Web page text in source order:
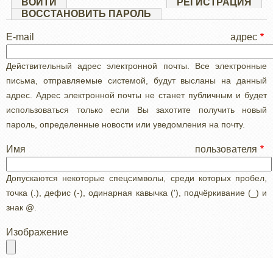
Главные
вкладки
ВОЙТИ РЕГИСТРАЦИЯ
ВОССТАНОВИТЬ ПАРОЛЬ
E-mail адрес
Действительный адрес электронной почты. Все электронные
письма, отправляемые системой, будут высланы на данный
адрес. Адрес электронной почты не станет публичным и будет
использоваться только если Вы захотите получить новый
пароль, определенные новости или уведомления на почту.
Имя пользователя
Допускаются некоторые спецсимволы, среди которых пробел,
точка (.), дефис (-), одинарная кавычка ('), подчёркивание (_) и
знак @.
Изображение